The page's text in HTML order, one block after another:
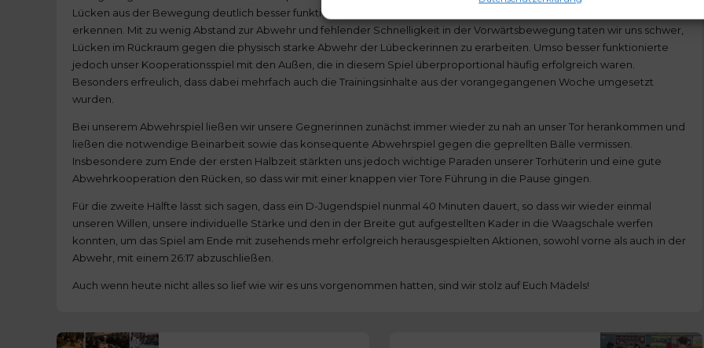
Lücken aus der Bewegung deutlich besser funktioniert als ohne, ist nicht zuletzt auch bei unserer Nationalmannschaft zu
erkennen. Mit zu wenig Abstand zur Abwehr und fehlender Schnelligkeit in der Vorwärtsbewegung taten wir uns schwer,
Lücken im Rückraum gegen die physisch starke Abwehr der Lübeckerinnen zu erarbeiten. Umso besser funktionierte
jedoch unser Kooperationsspiel mit den Außen, die in diesem Spiel überproportional häufig erfolgreich waren.
Besonders erfreulich, dass dabei mehrfach auch die Trainingsinhalte aus der vorangegangenen Woche umgesetzt
wurden.
Bei unserem Abwehrspiel ließen wir unsere Gegnerinnen zunächst immer wieder zu nah an unser Tor herankommen und
ließen die notwendige Beinarbeit sowie das konsequente Abwehrspiel gegen die geprellten Bälle vermissen.
Insbesondere zum Ende der ersten Halbzeit stärkten uns jedoch wichtige Paraden unserer Torhüterin und eine gute
Abwehrkooperation den Rücken, so dass wir mit einer knappen vier Tore Führung in die Pause gingen.
Für die zweite Hälfte lässt sich sagen, dass ein D-Jugendspiel nunmal 40 Minuten dauert, so dass wir wieder einmal
unseren Willen, unsere individuelle Stärke und den in der Breite gut aufgestellten Kader in die Waagschale werfen
konnten, um das Spiel am Ende mit zusehends mehr erfolgreich herausgespielten Aktionen, sowohl vorne als auch in der
Abwehr, mit einem 26:17 abzuschließen.
Auch wenn heute nicht alles so lief wie wir es uns vorgenommen hatten, sind wir stolz auf Euch Mädels!